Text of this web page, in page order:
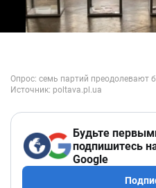
Будьте
подпишитесь
Google